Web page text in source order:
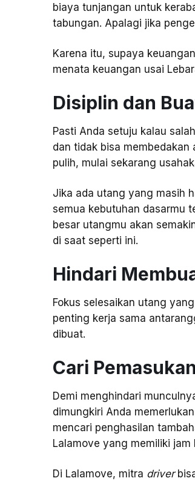
biaya tunjangan untuk
tabungan. Apalagi jika
Karena itu, supaya
menata keuangan usai
Disiplin dan
Pasti Anda setuju kalau
dan tidak bisa
pulih, mulai sekarang
Jika ada utang yang masih
semua kebutuhan dasarmu
besar utangmu akan
di saat seperti ini.
Hindari
Fokus selesaikan utang
penting kerja sama
dibuat.
Cari
Demi menghindari
dimungkiri Anda
mencari penghasilan
Lalamove yang memiliki
Di Lalamove, mitra driver